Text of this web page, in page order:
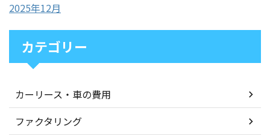
2025年12月
カテゴリー
カーリース・車の費用
ファクタリング